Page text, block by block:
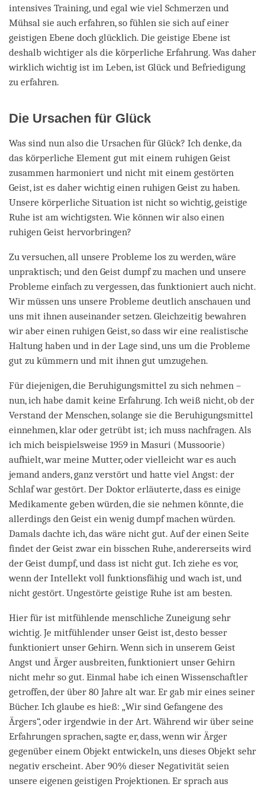
intensives Training, und egal wie viel Schmerzen und
Mühsal sie auch erfahren, so fühlen sie sich auf einer
geistigen Ebene doch glücklich. Die geistige Ebene ist
deshalb wichtiger als die körperliche Erfahrung. Was daher
wirklich wichtig ist im Leben, ist Glück und Befriedigung
zu erfahren.
Die Ursachen für Glück
Was sind nun also die Ursachen für Glück? Ich denke, da
das körperliche Element gut mit einem ruhigen Geist
zusammen harmoniert und nicht mit einem gestörten
Geist, ist es daher wichtig einen ruhigen Geist zu haben.
Unsere körperliche Situation ist nicht so wichtig, geistige
Ruhe ist am wichtigsten. Wie können wir also einen
ruhigen Geist hervorbringen?
Zu versuchen, all unsere Probleme los zu werden, wäre
unpraktisch; und den Geist dumpf zu machen und unsere
Probleme einfach zu vergessen, das funktioniert auch nicht.
Wir müssen uns unsere Probleme deutlich anschauen und
uns mit ihnen auseinander setzen. Gleichzeitig bewahren
wir aber einen ruhigen Geist, so dass wir eine realistische
Haltung haben und in der Lage sind, uns um die Probleme
gut zu kümmern und mit ihnen gut umzugehen.
Für diejenigen, die Beruhigungsmittel zu sich nehmen –
nun, ich habe damit keine Erfahrung. Ich weiß nicht, ob der
Verstand der Menschen, solange sie die Beruhigungsmittel
einnehmen, klar oder getrübt ist; ich muss nachfragen. Als
ich mich beispielsweise 1959 in Masuri (Mussoorie)
aufhielt, war meine Mutter, oder vielleicht war es auch
jemand anders, ganz verstört und hatte viel Angst: der
Schlaf war gestört. Der Doktor erläuterte, dass es einige
Medikamente geben würden, die sie nehmen könnte, die
allerdings den Geist ein wenig dumpf machen würden.
Damals dachte ich, das wäre nicht gut. Auf der einen Seite
findet der Geist zwar ein bisschen Ruhe, andererseits wird
der Geist dumpf, und dass ist nicht gut. Ich ziehe es vor,
wenn der Intellekt voll funktionsfähig und wach ist, und
nicht gestört. Ungestörte geistige Ruhe ist am besten.
Hier für ist mitfühlende menschliche Zuneigung sehr
wichtig. Je mitfühlender unser Geist ist, desto besser
funktioniert unser Gehirn. Wenn sich in unserem Geist
Angst und Ärger ausbreiten, funktioniert unser Gehirn
nicht mehr so gut. Einmal habe ich einen Wissenschaftler
getroffen, der über 80 Jahre alt war. Er gab mir eines seiner
Bücher. Ich glaube es hieß: „Wir sind Gefangene des
Ärgers“, oder irgendwie in der Art. Während wir über seine
Erfahrungen sprachen, sagte er, dass, wenn wir Ärger
gegenüber einem Objekt entwickeln, uns dieses Objekt sehr
negativ erscheint. Aber 90% dieser Negativität seien
unsere eigenen geistigen Projektionen. Er sprach aus